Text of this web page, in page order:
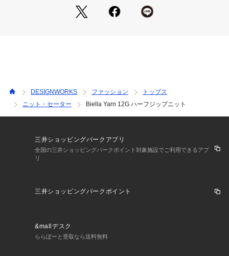
ホワイト_1 モデル：H186 B86 W70 H89 着用サイズ：50
チャコールグレー モデル：H186 B86 W70 H89 着用サイズ：
DESIGNWORKS ファッション
トップス
ニット・セーター
Biella Yarn 12G ハーフジップニット
三井ショッピングパークアプリ
全国の三井ショッピングパークポイント対象施設でご利用できるアプ
リ
三井ショッピングパークポイント
&mallデスク
ららぽーと受取なら送料無料